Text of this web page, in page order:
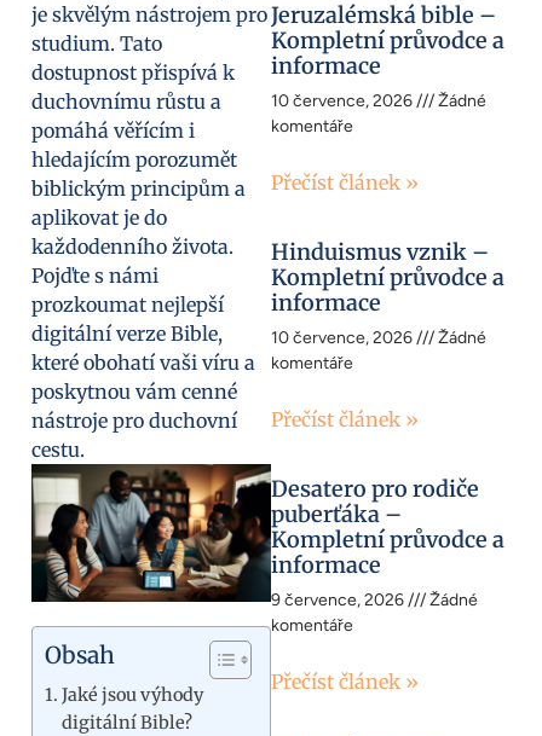
je skvělým nástrojem pro
studium. Tato
dostupnost přispívá k
duchovnímu růstu a
pomáhá věřícím i
hledajícím porozumět
biblickým principům a
aplikovat je do
každodenního života.
Pojďte s námi
prozkoumat nejlepší
digitální verze Bible,
které obohatí vaši víru a
poskytnou vám cenné
nástroje pro duchovní
cestu.
Obsah
Jaké jsou výhody
digitální Bible?
Jeruzalémská bible –
Kompletní průvodce a
informace
10 července, 2026
Žádné
komentáře
Přečíst článek »
Hinduismus vznik –
Kompletní průvodce a
informace
10 července, 2026
Žádné
komentáře
Přečíst článek »
Desatero pro rodiče
puberťáka –
Kompletní průvodce a
informace
9 července, 2026
Žádné
komentáře
Přečíst článek »